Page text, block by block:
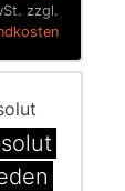
zzgl.